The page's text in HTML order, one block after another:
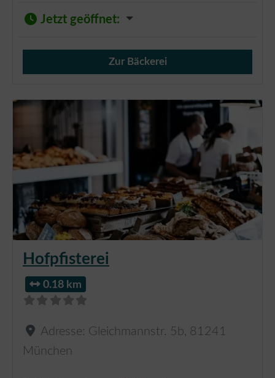
Jetzt geöffnet:
Verkauf von Brötchen,
Zur Bäckerei
Hofpfisterei
0.18 km
Adresse: Gleichmannstr. 5b, 81241
München